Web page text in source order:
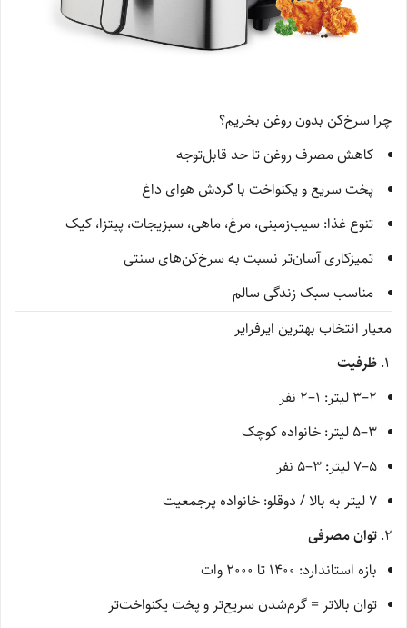
چرا سرخ‌کن بدون روغن بخریم؟
کاهش مصرف روغن تا حد قابل‌توجه
پخت سریع و یکنواخت با گردش هوای داغ
تنوع غذا: سیب‌زمینی، مرغ، ماهی، سبزیجات، پیتزا، کیک
تمیزکاری آسان‌تر نسبت به سرخ‌کن‌های سنتی
مناسب سبک زندگی سالم
معیار انتخاب بهترین ایرفرایر
ظرفیت
2–3 لیتر: 1–2 نفر
3–5 لیتر: خانواده کوچک
5–7 لیتر: 3–5 نفر
7 لیتر به بالا / دوقلو: خانواده پرجمعیت
توان مصرفی
بازه استاندارد: 1400 تا 2000 وات
توان بالاتر = گرم‌شدن سریع‌تر و پخت یکنواخت‌تر